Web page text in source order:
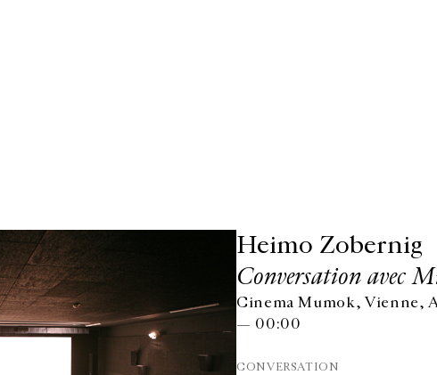
Heimo Zobernig
Conversation avec
Cinema Mumok, Vienne,
— 00:00
CONVERSATION